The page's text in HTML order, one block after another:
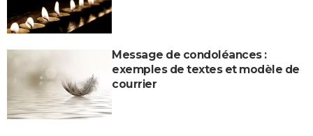
Message de condoléances :
exemples de textes et modèle de
courrier